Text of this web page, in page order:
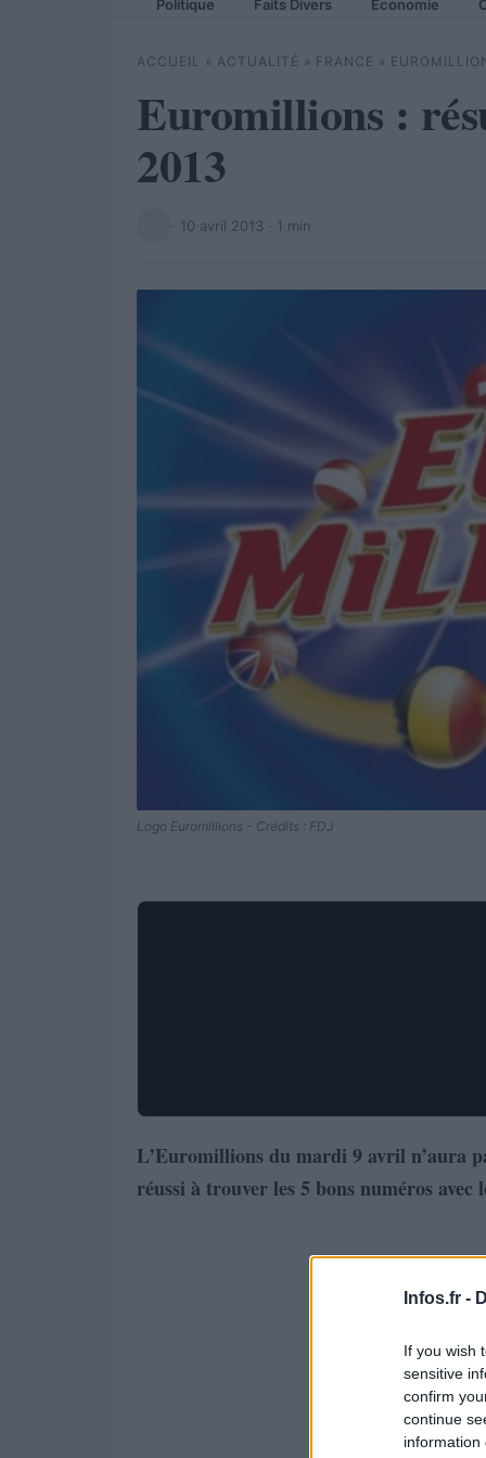
Infos.fr -
If you wish
sensitive
confirm
continue
information
Politique Faits Divers Economie
ACCUEIL » ACTUALITÉ » FRANCE »
Euromillions :
2013
· 10 avril 2013 · 1 min
Logo Euromillions - Crédits : FDJ
L’Euromillions du mardi 9 avril n’aura
réussi à trouver les 5 bons numéros avec